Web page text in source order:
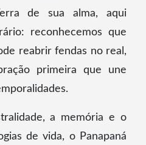
de sua alma, aqui
reconhecemos que
reabrir fendas no real,
primeira que une
a memória e o
de vida, o Panapaná